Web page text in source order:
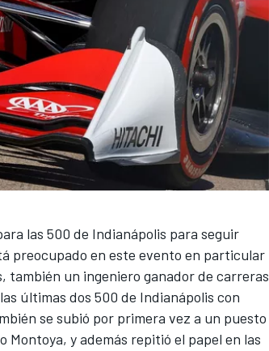
las 500 de Indianápolis para seguir
preocupado en este evento en particular
también un ingeniero ganador de carreras
últimas dos 500 de Indianápolis con
se subió por primera vez a un puesto
Montoya, y además repitió el papel en las